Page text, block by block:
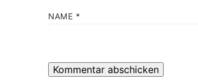
NAME *